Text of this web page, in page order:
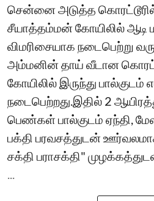
சென்னை அடுத்த கொரட்டூரில்
சீயாத்தம்மன் கோயிலில் ஆடி
விமரிசையாக நடைபெற்று
அம்மனின் தாய் வீடான
கோயிலில் இருந்து பால்குடம்
நடைபெற்றது.இதில் 2
பெண்கள் பால்குடம் ஏந்தி,
பக்தி பரவசத்துடன்
சக்தி பராசக்தி"
...